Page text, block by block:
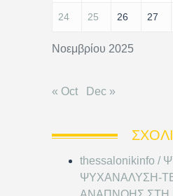
Νοεμβρίου 2025
24 25 26 27
« Oct Dec »
thessalonikinfo /
ΨΥΧΑΝΑΛΥΣΗ-